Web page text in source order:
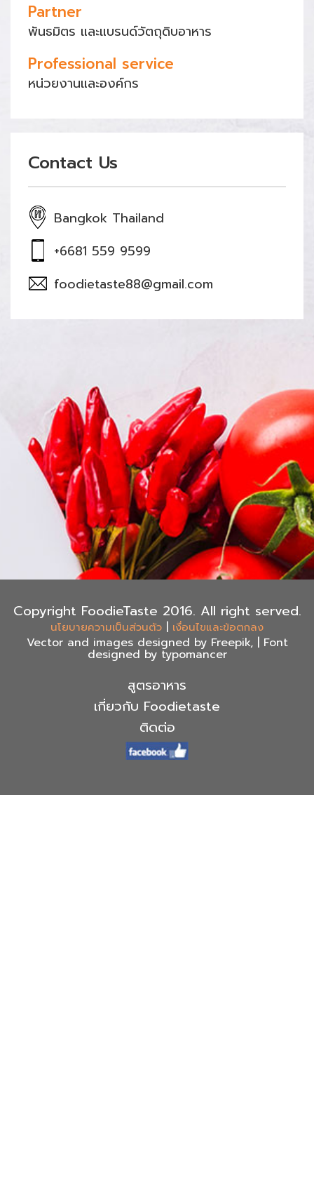
Partner
พันธมิตร และแบรนด์วัตถุดิบอาหาร
Professional service
หน่วยงานและองค์กร
Contact Us
Bangkok Thailand
+6681 559 9599
foodietaste88@gmail.com
Copyright FoodieTaste 2016. All right served.
นโยบายความเป็นส่วนตัว | เงื่อนไขและข้อตกลง
Vector and images designed by Freepik, | Font
designed by typomancer
สูตรอาหาร
เกี่ยวกับ Foodietaste
ติดต่อ